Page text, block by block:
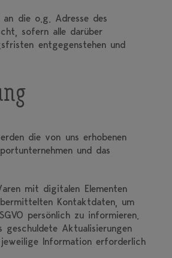
die o.g. Adresse des
sofern alle darüber
entgegenstehen und
die von uns erhobenen
und das
mit digitalen Elementen
Kontaktdaten, um
persönlich zu informieren.
Aktualisierungen
Information erforderlich